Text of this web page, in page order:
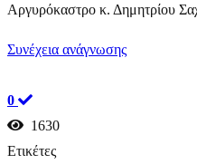
Αργυρόκαστρο κ. Δημητρίου
Συνέχεια ανάγνωσης
0
1630
Ετικέτες